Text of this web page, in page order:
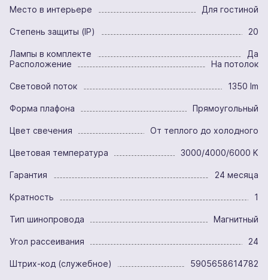
Место в интерьере Для гостиной
Степень защиты (IP) 20
Лампы в комплекте
Да
Расположение
На потолок
Световой поток 1350 lm
Форма плафона Прямоугольный
Цвет свечения От теплого до холодного
Цветовая температура 3000/4000/6000 K
Гарантия 24 месяца
Кратность 1
Тип шинопровода Магнитный
Угол рассеивания 24
Штрих-код (служебное) 5905658614782